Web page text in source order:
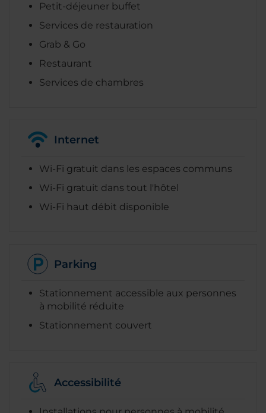
Petit-déjeuner buffet
Services de restauration
Grab & Go
Restaurant
Services de chambres
Internet
Wi-Fi gratuit dans les espaces communs
Wi-Fi gratuit dans tout l'hôtel
Wi-Fi haut débit disponible
Parking
Stationnement accessible aux personnes
à mobilité réduite
Stationnement couvert
Accessibilité